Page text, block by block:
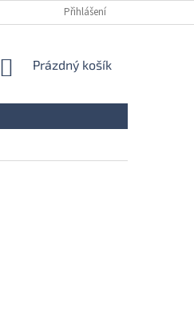
Přihlášení
NÁKUPNÍ
Prázdný košík